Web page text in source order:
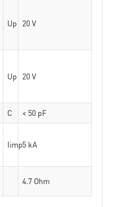
Up 20 V
Up 20 V
C
< 50 pF
Iimp5 kA
4.7 Ohm